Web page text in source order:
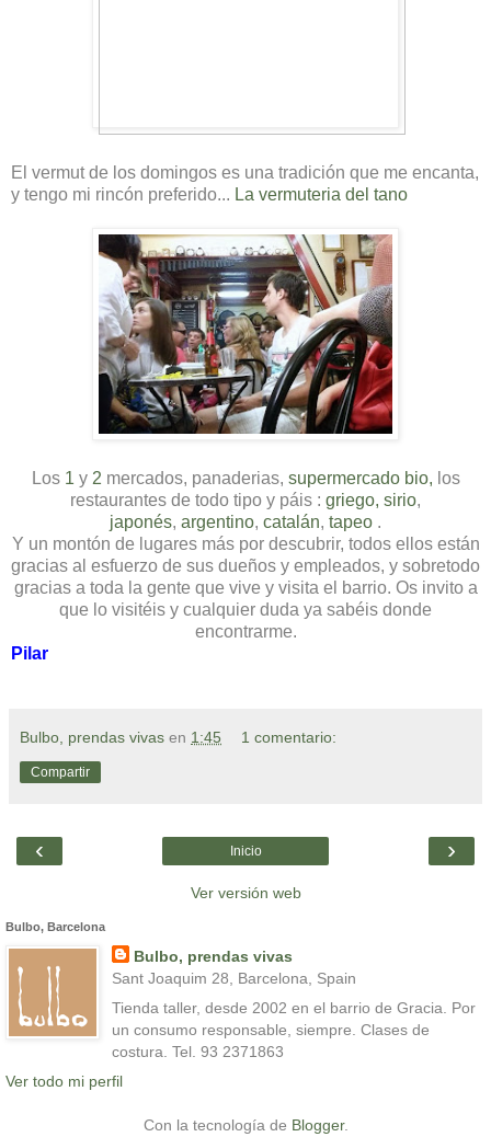
El vermut de los domingos es una tradición que me encanta,
y tengo mi rincón preferido... La vermuteria del tano
Los 1 y 2 mercados, panaderias, supermercado bio, los
restaurantes de todo tipo y páis : griego, sirio,
japonés, argentino, catalán, tapeo .
Y un montón de lugares más por descubrir, todos ellos están
gracias al esfuerzo de sus dueños y empleados, y sobretodo
gracias a toda la gente que vive y visita el barrio. Os invito a
que lo visitéis y cualquier duda ya sabéis donde
encontrarme.
Pilar
Bulbo, prendas vivas en 1:45 1 comentario:
Compartir
‹ ›
Inicio
Ver versión web
Bulbo, Barcelona
Bulbo, prendas vivas
Sant Joaquim 28, Barcelona, Spain
Tienda taller, desde 2002 en el barrio de Gracia. Por
un consumo responsable, siempre. Clases de
costura. Tel. 93 2371863
Ver todo mi perfil
Con la tecnología de Blogger.